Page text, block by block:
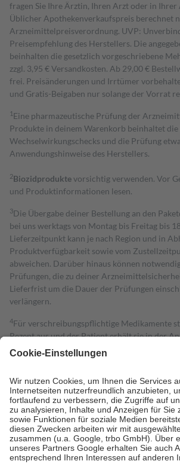
fragen Sie Ihre Ärztin, Ihren Arzt oder in Ihrer
Üblicher Apothekenverkaufspreis berechnet
Arzneimittelpreisverordnung. UVP:
Preisempfehlung des Herstellers. Die
beinhalten die gesetzlich vorgeschriebene
zzgl. 3,95 € Versandkosten. Ab 29,00 €
frei. Preisänderungen und Irrtümer
und Gratis-Beigaben nur solange der Vorrat
1 Eine pharmazeutische Prüfung der
Produkte in deinem Warenkorb beinhaltet
Wechselwirkungschecks und die Prüfung
Anwendungshinweise des Herstellers.
2Biozidproduktevorsichtig verwenden. Vor
und Produktinformationen lesen.
3Die Übergabe deiner Bestellung an den
bei uns werktags von Montag bis Freitag bis
Lieferzeitpunkt kann je nach Region und in
Produktverfügbarkeit sowie vom
abweichen. Darüber hinaus können
Prüfungen, die zu deiner
Lieferfrist um die Dauer der Prüfungen
verlängern.
4Für verschreibungspflichtige Medikamente
Rezept aus und der Patient erhält sie in der
gesetzliche Krankenversicherung übernimmt
Kosten dafür, der Versicherte trägt einen Teil
Grundsätzlich leisten Mitglieder Zuzahlungen
Prozent des Abgabepreises,mindestens
höchstens zehn Euro.Es sind jedoch nie mehr
Kosten der Leistung zu entrichten.
Diese Regeln gelten grundsätzlich auch für
Bei Heilmitteln und häuslicher Krankenpflege
Zuzahlung zehn Prozent der Kosten sowie